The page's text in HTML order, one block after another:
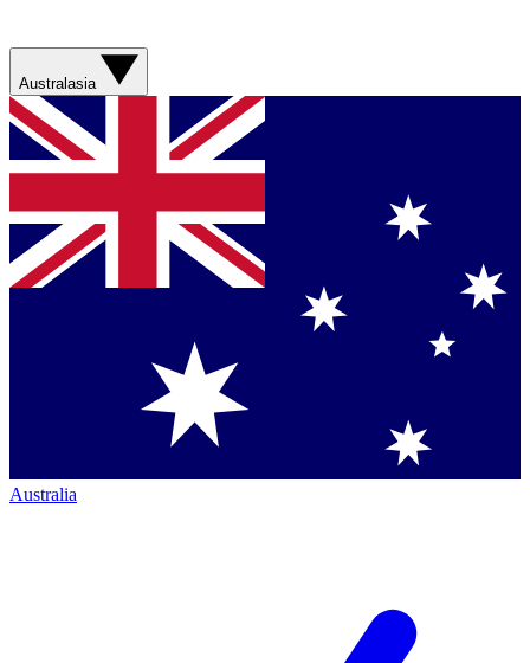
Australasia
Australia